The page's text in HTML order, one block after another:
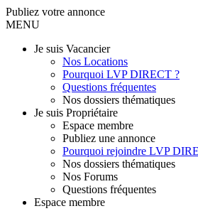
Publiez votre annonce
MENU
Je suis Vacancier
Nos Locations
Pourquoi LVP DIRECT ?
Questions fréquentes
Nos dossiers thématiques
Je suis Propriétaire
Espace membre
Publiez une annonce
Pourquoi rejoindre LVP
Nos dossiers thématiques
Nos Forums
Questions fréquentes
Espace membre